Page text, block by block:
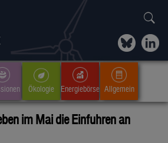
Ökologie Energiebörse Allgemein
im Mai die Einfuhren an